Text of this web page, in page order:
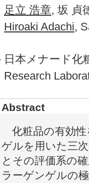
足立 浩章, 坂 貞
Hiroaki Adachi,
日本メナード化
Research
Abstract
化粧品の有効性
ゲルを用いた三
とその評価系の
ラーゲンゲルの